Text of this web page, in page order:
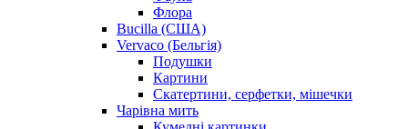
Флора
Bucilla (США)
Vervaco (Бельгія)
Подушки
Картини
Скатертини, серфетки, мішечки
Чарiвна мить